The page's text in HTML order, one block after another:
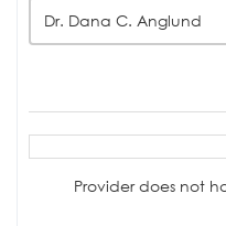
Dr. Dana C. Anglund
Provider does not